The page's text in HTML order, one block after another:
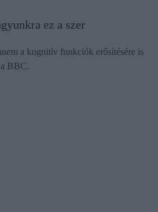
ez a szer
a kognitív funkciók erősítésére is
BBC.